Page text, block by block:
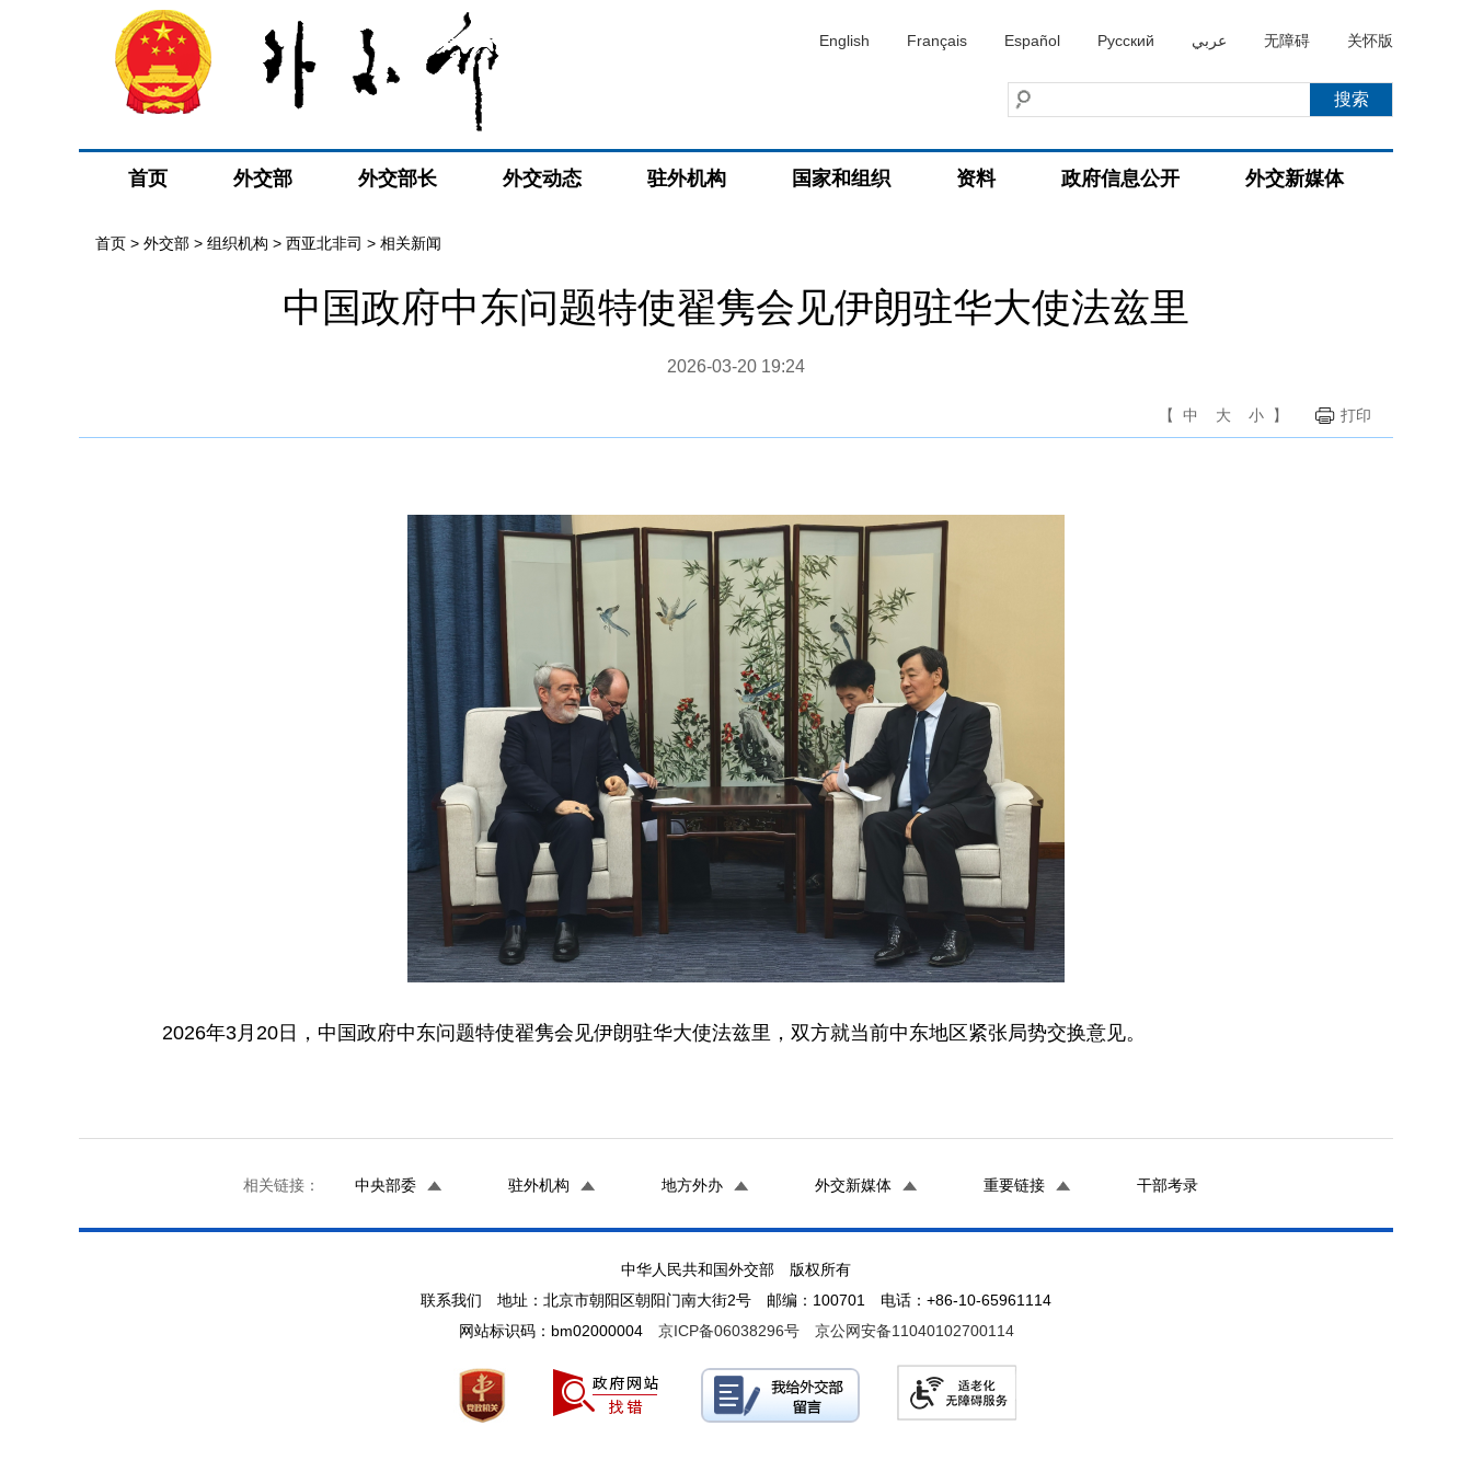
English Français Español Русский عربي 无障碍 关怀版
首页 外交部 外交部长 外交动态 驻外机构 国家和组织 资料 政府信息公开 外交新媒体
首页 > 外交部 > 组织机构 > 西亚北非司 > 相关新闻
中国政府中东问题特使翟隽会见伊朗驻华大使法兹里
2026-03-20 19:24
【 中 大 小 】 打印
2026年3月20日，中国政府中东问题特使翟隽会见伊朗驻华大使法兹里，双方就当前中东地区紧张局势交换意见。
相关链接： 中央部委 驻外机构 地方外办 外交新媒体 重要链接 干部考录
中华人民共和国外交部 版权所有
联系我们 地址：北京市朝阳区朝阳门南大街2号 邮编：100701 电话：+86-10-65961114
网站标识码：bm02000004 京ICP备06038296号 京公网安备11040102700114